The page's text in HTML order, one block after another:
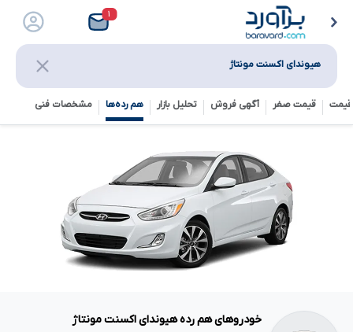
۱
هیوندای اکسنت مونتاژ
قیمت صفر آگهی فروش تحلیل بازار هم رده‌ها‌ مشخصات فنی
خودروهای هم رده هیوندای اکسنت مونتاژ